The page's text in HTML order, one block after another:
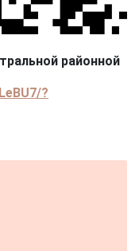
районной
?